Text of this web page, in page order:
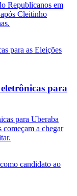
Republicanos em
Cleitinho
para
para Uberaba
começam a chegar